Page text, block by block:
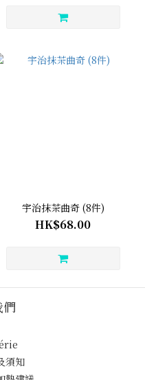
宇治抹茶曲奇 (8件)
HK$68.00
們
須知